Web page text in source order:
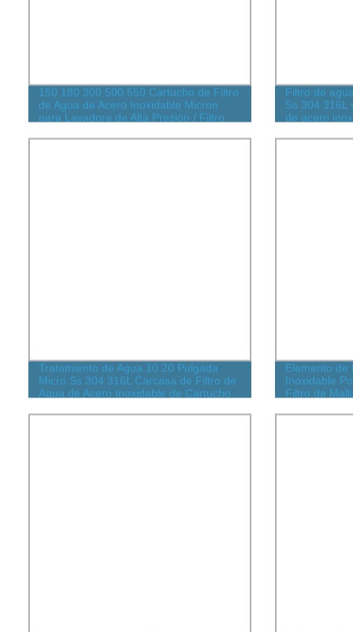
150 180 300 500 550 Cartucho de Filtro
de Agua de Acero Inoxidable Micron
para Lavadora de Alta Presión / Filtro
Nebulización
Filtro de
Ss 304 316L
de acero
aceite
Tratamiento de Agua 10 20 Pulgada
Micro Ss 304 316L Carcasa de Filtro de
Agua de Acero Inoxidable de Cartucho
Líquido Industrial
Elemento de
Inoxidable
Filtro de
de Líquidos